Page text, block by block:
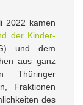
2022 kamen
der Kinder-
und dem
aus ganz
Thüringer
Fraktionen
des